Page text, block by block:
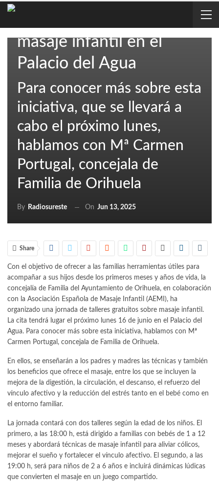
masaje infantil en el
Palacio del Agua
Para conocer más sobre esta
iniciativa, que se llevará a
cabo el próximo lunes,
hablamos con Mª Carmen
Portugal, concejala de
Familia de Orihuela
By Radiosureste On Jun 13, 2025
Share
Con el objetivo de ofrecer a las familias herramientas útiles para
acompañar a sus hijos desde los primeros meses y años de vida, la
concejalía de Familia del Ayuntamiento de Orihuela, en colaboración
con la Asociación Española de Masaje Infantil (AEMI), ha
organizado una jornada de talleres gratuitos sobre masaje infantil.
La cita tendrá lugar el próximo lunes 16 de junio en el Palacio del
Agua. Para conocer más sobre esta iniciativa, hablamos con Mª
Carmen Portugal, concejala de Familia de Orihuela.
En ellos, se enseñarán a los padres y madres las técnicas y también
los beneficios que ofrece el masaje, entre los que se incluyen la
mejora de la digestión, la circulación, el descanso, el refuerzo del
vínculo afectivo y la reducción del estrés tanto en el bebé como en
el entorno familiar.
La jornada contará con dos talleres según la edad de los niños. El
primero, a las 18:00 h, está dirigido a familias con bebés de 1 a 12
meses y abordará técnicas de masaje infantil para aliviar cólicos,
mejorar el sueño y fortalecer el vínculo afectivo. El segundo, a las
19:00 h, será para niños de 2 a 6 años e incluirá dinámicas lúdicas
que convierten el masaje en un juego compartido.